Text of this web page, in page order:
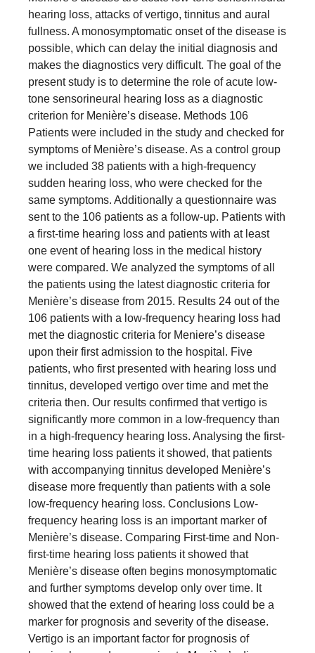
hearing loss, attacks of vertigo, tinnitus and aural
fullness. A monosymptomatic onset of the disease is
possible, which can delay the initial diagnosis and
makes the diagnostics very difficult. The goal of the
present study is to determine the role of acute low-
tone sensorineural hearing loss as a diagnostic
criterion for Menière’s disease. Methods 106
Patients were included in the study and checked for
symptoms of Menière’s disease. As a control group
we included 38 patients with a high-frequency
sudden hearing loss, who were checked for the
same symptoms. Additionally a questionnaire was
sent to the 106 patients as a follow-up. Patients with
a first-time hearing loss and patients with at least
one event of hearing loss in the medical history
were compared. We analyzed the symptoms of all
the patients using the latest diagnostic criteria for
Menière’s disease from 2015. Results 24 out of the
106 patients with a low-frequency hearing loss had
met the diagnostic criteria for Meniere’s disease
upon their first admission to the hospital. Five
patients, who first presented with hearing loss und
tinnitus, developed vertigo over time and met the
criteria then. Our results confirmed that vertigo is
significantly more common in a low-frequency than
in a high-frequency hearing loss. Analysing the first-
time hearing loss patients it showed, that patients
with accompanying tinnitus developed Menière’s
disease more frequently than patients with a sole
low-frequency hearing loss. Conclusions Low-
frequency hearing loss is an important marker of
Menière’s disease. Comparing First-time and Non-
first-time hearing loss patients it showed that
Menière’s disease often begins monosymptomatic
and further symptoms develop only over time. It
showed that the extend of hearing loss could be a
marker for prognosis and severity of the disease.
Vertigo is an important factor for prognosis of